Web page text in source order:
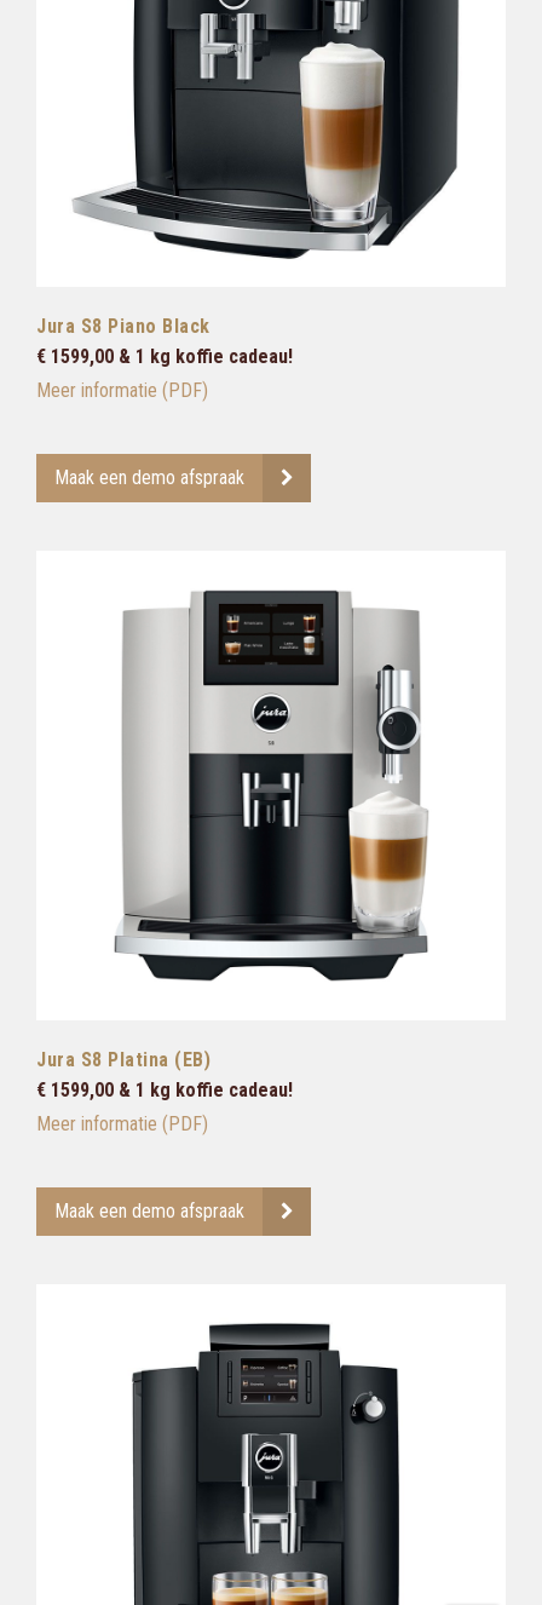
Jura S8 Piano Black
€ 1599,00 & 1 kg koffie cadeau!
Meer informatie (PDF)
Maak een demo afspraak
Jura S8 Platina (EB)
€ 1599,00 & 1 kg koffie cadeau!
Meer informatie (PDF)
Maak een demo afspraak